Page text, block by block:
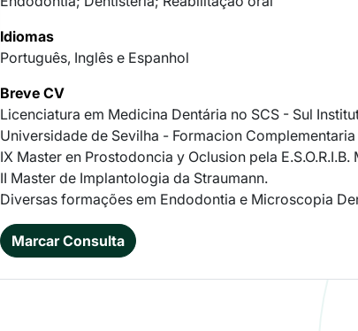
Idiomas
Português, Inglês e Espanhol
Breve CV
Licenciatura em Medicina Dentária no SCS - Sul
Universidade de Sevilha - Formacion
IX Master en Prostodoncia y Oclusion pela E.S.O.R.I.B.
II Master de Implantologia da Straumann.
Diversas formações em Endodontia e Microscopia
Marcar Consulta